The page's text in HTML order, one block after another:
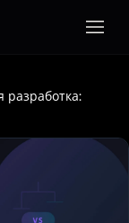
разработка: